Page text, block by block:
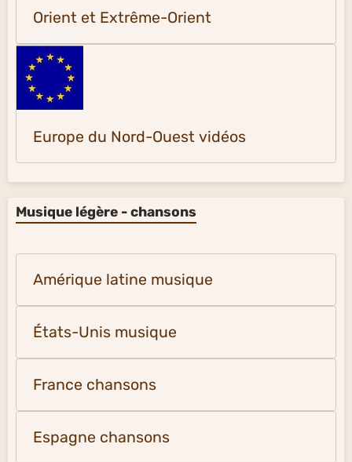
Orient et Extrême-Orient
Europe du Nord-Ouest vidéos
Musique légère - chansons
Amérique latine musique
États-Unis musique
France chansons
Espagne chansons